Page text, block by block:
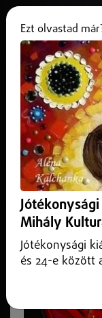
Új
autóknál
2026. június 08.
Július 7-től új
Ezt olvastad
Mihály
Jótékonysági
és 24-e között